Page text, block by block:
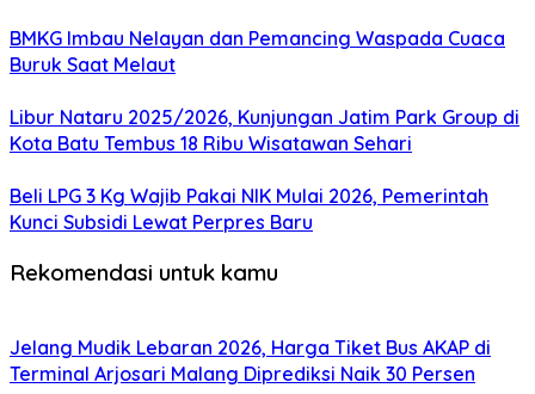
BMKG Imbau Nelayan dan Pemancing Waspada Cuaca
Buruk Saat Melaut
Libur Nataru 2025/2026, Kunjungan Jatim Park Group di
Kota Batu Tembus 18 Ribu Wisatawan Sehari
Beli LPG 3 Kg Wajib Pakai NIK Mulai 2026, Pemerintah
Kunci Subsidi Lewat Perpres Baru
Rekomendasi untuk kamu
Jelang Mudik Lebaran 2026, Harga Tiket Bus AKAP di
Terminal Arjosari Malang Diprediksi Naik 30 Persen